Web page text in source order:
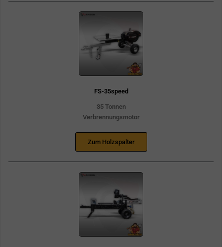
FS-35speed
35 Tonnen
Verbrennungsmotor
Zum Holzspalter